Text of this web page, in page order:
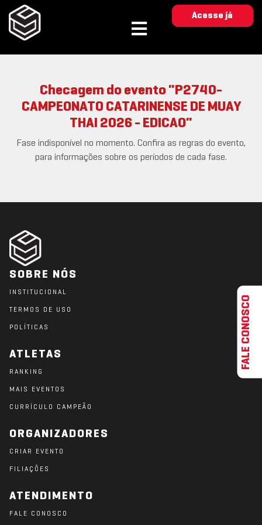
Acesse já
Checagem do evento "P2740-
CAMPEONATO CATARINENSE DE MUAY
THAI 2026 - EDICAO"
Fase indisponível no momento. Confira as regras do evento,
para informações sobre os períodos de cada fase.
SOBRE NÓS
INSTITUCIONAL
TERMOS DE USO
POLÍTICAS
ATLETAS
RANKING
MAIS EVENTOS
CURRÍCULO CAMPEÃO
ORGANIZADORES
CRIAR EVENTO
FILIAÇÕES
ATENDIMENTO
FALE CONOSCO
FALE CONOSCO